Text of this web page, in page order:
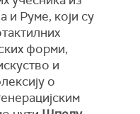
и Руме, који су
форми,
и
о